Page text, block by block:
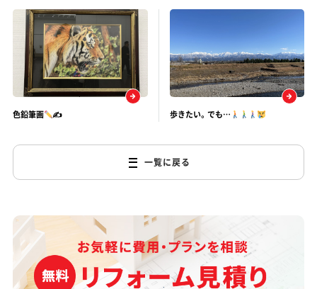
色鉛筆画 ✍ 歩きたい。でも…
一覧に戻る